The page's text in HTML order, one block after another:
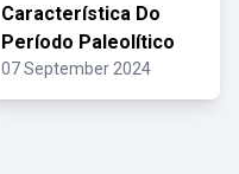
Característica Do
Período Paleolítico
07 September 2024